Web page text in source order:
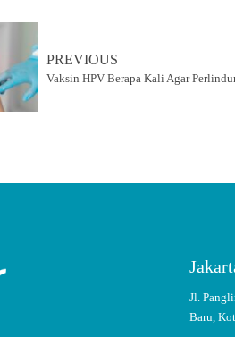
PREVIOUS
Vaksin HPV Berapa Kali Agar
Jl.
Baru,